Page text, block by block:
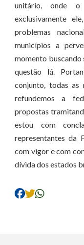
unitário, onde
exclusivamente
problemas
municípios a
momento buscando
questão lá.
conjunto, todas as
refundemos a
propostas
estou com
representantes da
com vigor e com
dívida dos estados